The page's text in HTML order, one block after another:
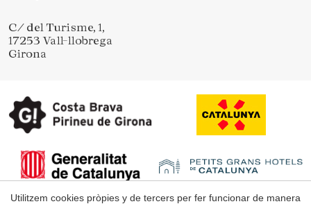
C/ del Turisme, 1,
17253 Vall-llobrega
Girona
Utilitzem cookies pròpies y de tercers per fer funcionar de manera